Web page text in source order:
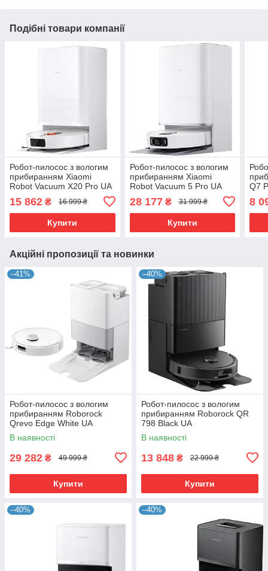
Подібні товари компанії
Робот-пилосос з вологим
прибиранням Xiaomi
Robot Vacuum X20 Pro UA
15 862 ₴ 16 999 ₴
Купити
Робот-пилосос з вологим
прибиранням Xiaomi
Robot Vacuum 5 Pro UA
28 177₴ 31 999 ₴
Купити
Q7
8
Акційні пропозиції та новинки
–41%
Робот-пилосос з вологим
прибиранням Roborock
Qrevo Edge White UA
В наявності
29 282 ₴ 49 999 ₴
Купити
–40%
Робот-пилосос з вологим
прибиранням Roborock QR
798 Black UA
В наявності
13 848 ₴ 22 999 ₴
Купити
–40% –40%